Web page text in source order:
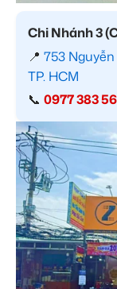
Chi Nhánh 3
📍 753
TP. HCM
📞 0977 383